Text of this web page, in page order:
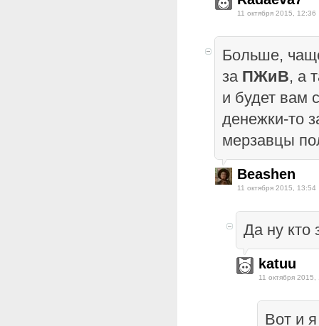
11 октября 2015, 12:36
Больше,
за ПЖиВ, а
и будет вам
денежки-то
мерзавцы
Beashen
11 октября 2015, 13:54
Да ну кто
katuu
11 октября 2015,
Вот и